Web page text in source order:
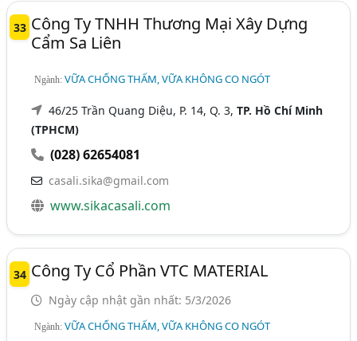
33 Công Ty TNHH Thương Mại Xây Dựng
Cẩm Sa Liên
Ngành:VỮA CHỐNG THẤM, VỮA KHÔNG CO NGÓT
46/25 Trần Quang Diệu, P. 14, Q. 3,TP. Hồ Chí Minh
(TPHCM)
(028) 62654081
casali.sika@gmail.com
www.sikacasali.com
34 Công Ty Cổ Phần VTC MATERIAL
Ngày cập nhật gần nhất: 5/3/2026
Ngành:VỮA CHỐNG THẤM, VỮA KHÔNG CO NGÓT